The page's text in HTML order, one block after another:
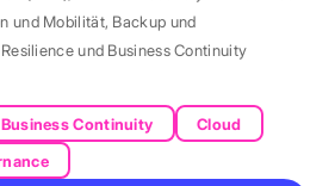
und Mobilität, Backup und
und Business Continuity
Continuity
Cloud